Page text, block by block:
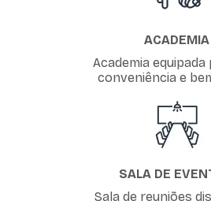
ACADEMIA
Academia equipada
conveniência e
SALA DE
Sala de reuniões